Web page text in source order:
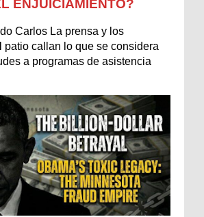
ENJUICIAMIENTO?
Carlos La prensa y los
patio callan lo que se considera
a programas de asistencia